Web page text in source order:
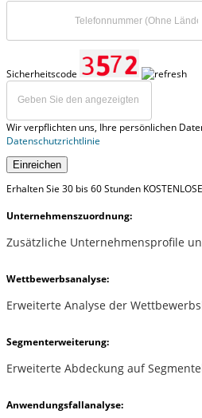
Sicherheitscode
Wir verpflichten uns, Ihre persönlichen
Datenschutzrichtlinie
Einreichen
Erhalten Sie 30 bis 60 Stunden
Unternehmenszuordnung:
Zusätzliche Unternehmensprofile
Wettbewerbsanalyse:
Erweiterte Analyse der
Segmenterweiterung:
Erweiterte Abdeckung auf
Anwendungsfallanalyse: